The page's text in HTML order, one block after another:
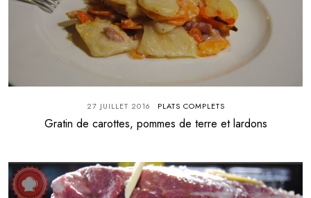
27 JUILLET 2016 PLATS COMPLETS
Gratin de carottes, pommes de terre et lardons